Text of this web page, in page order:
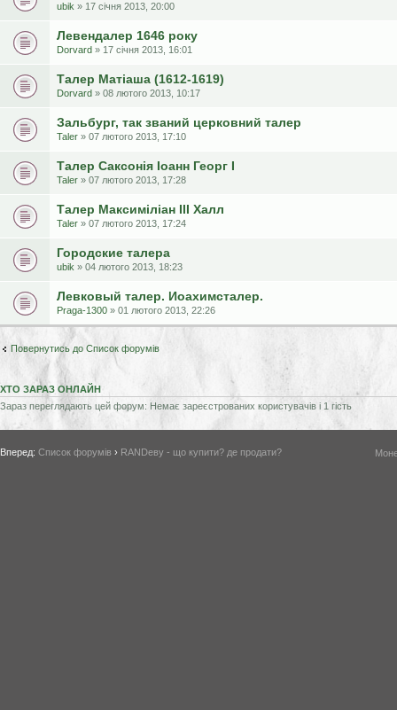
ubik » 17 січня 2013, 20:00
Левендалер 1646 року
Dorvard » 17 січня 2013, 16:01
Талер Матіаша (1612-1619)
Dorvard » 08 лютого 2013, 10:17
Зальбург, так званий церковний талер
Taler » 07 лютого 2013, 17:10
Талер Саксонія Іоанн Георг І
Taler » 07 лютого 2013, 17:28
Талер Максиміліан III Халл
Taler » 07 лютого 2013, 17:24
Городские талера
ubik » 04 лютого 2013, 18:23
Левковый талер. Иоахимсталер.
Praga-1300 » 01 лютого 2013, 22:26
Повернутись до Список форумів
ХТО ЗАРАЗ ОНЛАЙН
Зараз переглядають цей форум: Немає зареєстрованих користувачів і 1 гість
Вперед: Список форумів › RANDеву - що купити? де продати?